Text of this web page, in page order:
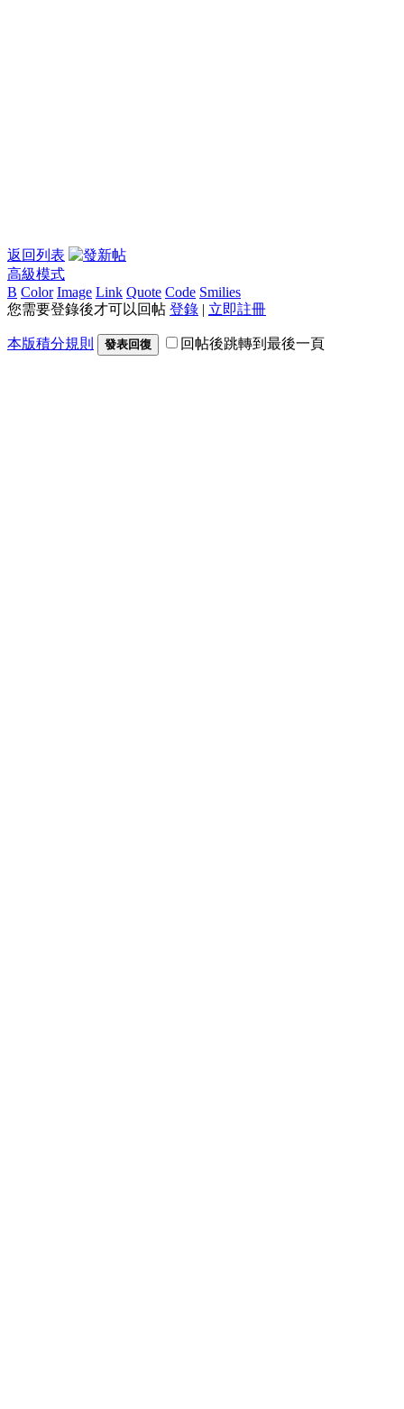
返回列表
高級模式
B Color Image Link Quote Code Smilies
您需要登錄後才可以回帖 登錄 | 立即註冊
本版積分規則 發表回復 回帖後跳轉到最後一頁